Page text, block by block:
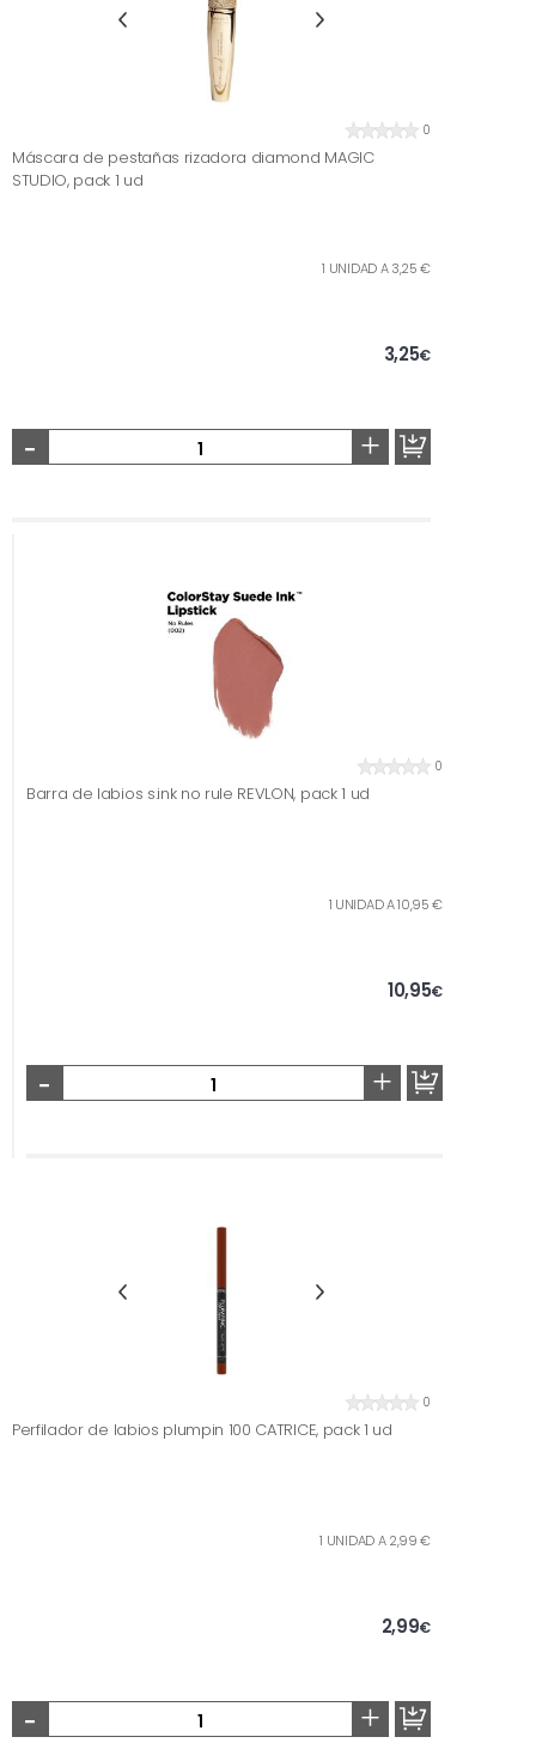
0
Máscara de pestañas rizadora diamond MAGIC
STUDIO, pack 1 ud
1 UNIDAD A 3,25 €
3,25€
- +
0
Barra de labios s.ink no rule REVLON, pack 1 ud
1 UNIDAD A 10,95 €
10,95€
- +
0
Perfilador de labios plumpin 100 CATRICE, pack 1 ud
1 UNIDAD A 2,99 €
2,99€
- +